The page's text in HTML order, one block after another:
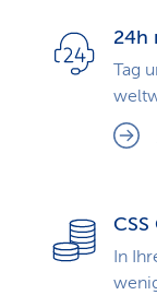
24h
Tag
CSS
In